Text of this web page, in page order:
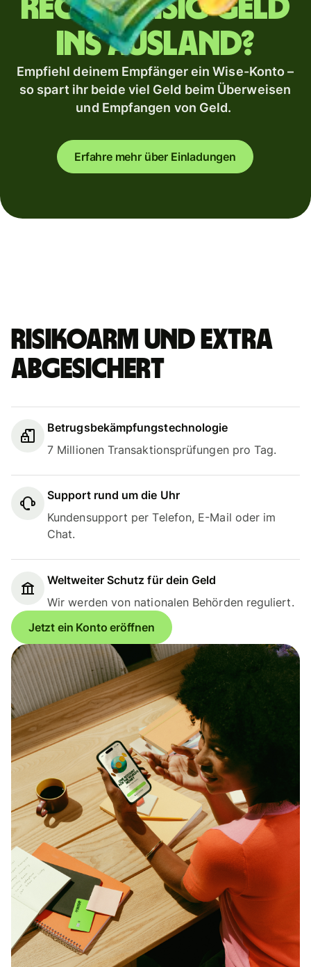
regelmäßig Geld
ins Ausland?
Empfiehl deinem Empfänger ein Wise-Konto –
so spart ihr beide viel Geld beim Überweisen
und Empfangen von Geld.
Erfahre mehr über Einladungen
Risikoarm und extra
abgesichert
Betrugsbekämpfungstechnologie
7 Millionen Transaktionsprüfungen pro Tag.
Support rund um die Uhr
Kundensupport per Telefon, E-Mail oder im
Chat.
Weltweiter Schutz für dein Geld
Wir werden von nationalen Behörden reguliert.
Jetzt ein Konto eröffnen